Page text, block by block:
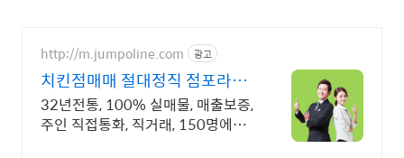
http://m.jumpoline.com 광고
치킨점매매 절대정직 점포라인
빠른 직거래 & 안전중개거래
32년전통, 100% 실매물, 매출보증,
주인 직접통화, 직거래, 150명에이